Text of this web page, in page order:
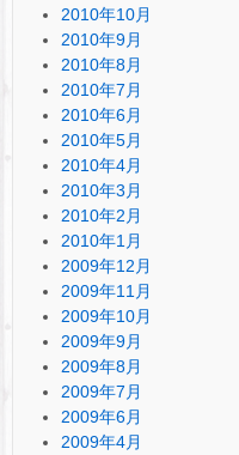
2010年10月
2010年9月
2010年8月
2010年7月
2010年6月
2010年5月
2010年4月
2010年3月
2010年2月
2010年1月
2009年12月
2009年11月
2009年10月
2009年9月
2009年8月
2009年7月
2009年6月
2009年4月